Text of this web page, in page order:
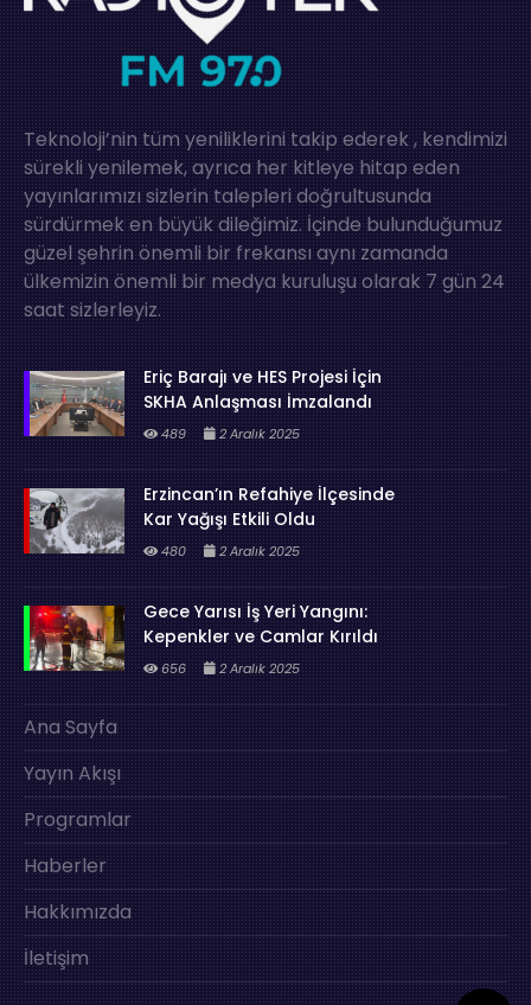
Teknoloji’nin tüm yeniliklerini takip ederek , kendimizi
sürekli yenilemek, ayrıca her kitleye hitap eden
yayınlarımızı sizlerin talepleri doğrultusunda
sürdürmek en büyük dileğimiz. İçinde bulunduğumuz
güzel şehrin önemli bir frekansı aynı zamanda
ülkemizin önemli bir medya kuruluşu olarak 7 gün 24
saat sizlerleyiz.
Eriç Barajı ve HES Projesi İçin
SKHA Anlaşması İmzalandı
489 2 Aralık 2025
Erzincan’ın Refahiye İlçesinde
Kar Yağışı Etkili Oldu
480 2 Aralık 2025
Gece Yarısı İş Yeri Yangını:
Kepenkler ve Camlar Kırıldı
656 2 Aralık 2025
Ana Sayfa
Yayın Akışı
Programlar
Haberler
Hakkımızda
İletişim